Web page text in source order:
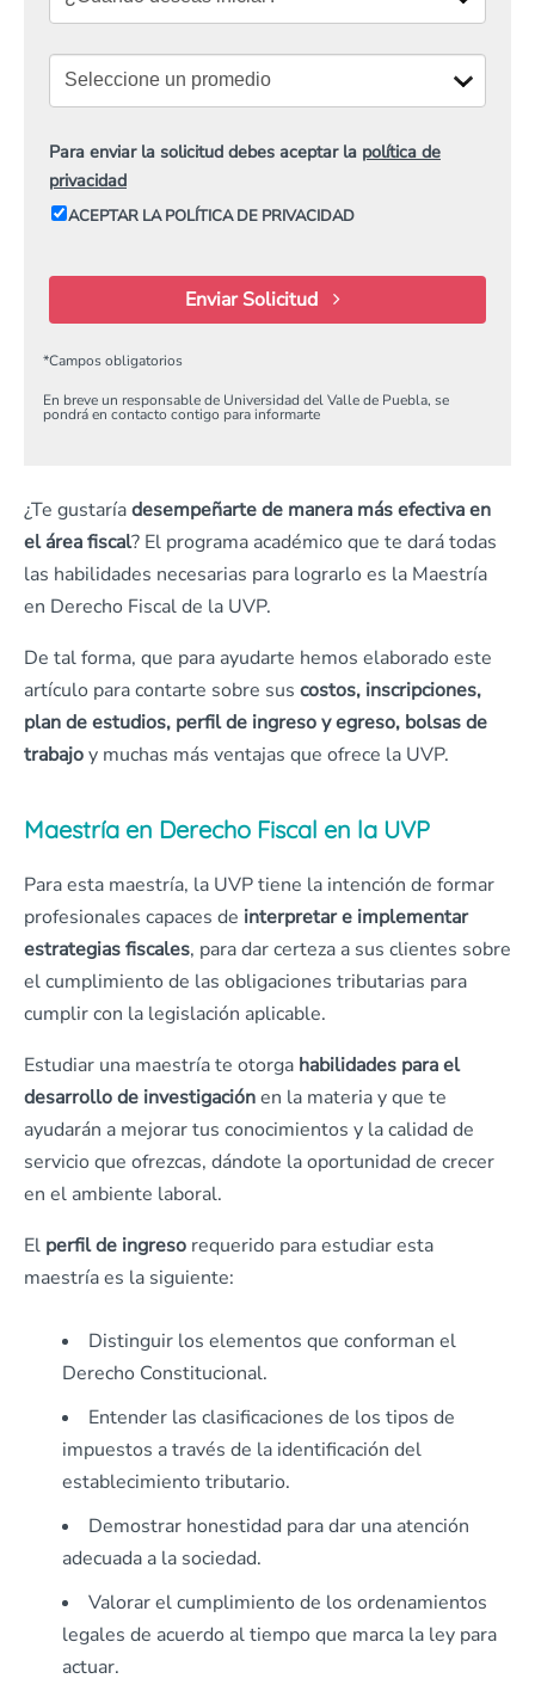
Para enviar la solicitud debes aceptar la política de
privacidad
ACEPTAR LA POLÍTICA DE PRIVACIDAD
Enviar Solicitud
*Campos obligatorios
En breve un responsable de Universidad del Valle de Puebla, se
pondrá en contacto contigo para informarte
¿Te gustaríadesempeñarte de manera más efectiva en
el área fiscal? El programa académico que te dará todas
las habilidades necesarias para lograrlo es la Maestría
en Derecho Fiscal de la UVP.
De tal forma, que para ayudarte hemos elaborado este
artículo para contarte sobre sus costos, inscripciones,
plan de estudios, perfil de ingreso y egreso, bolsas de
trabajoy muchas más ventajas que ofrece la UVP.
Maestría en Derecho Fiscal en la UVP
Para esta maestría, la UVP tiene la intención de formar
profesionales capaces de interpretar e implementar
estrategias fiscales, para dar certeza a sus clientes sobre
el cumplimiento de las obligaciones tributarias para
cumplir con la legislación aplicable.
Estudiar una maestría te otorga habilidades para el
desarrollo de investigaciónen la materia y que te
ayudarán a mejorar tus conocimientos y la calidad de
servicio que ofrezcas, dándote la oportunidad de crecer
en el ambiente laboral.
El perfil de ingreso requerido para estudiar esta
maestría es la siguiente:
Distinguir los elementos que conforman el
Derecho Constitucional.
Entender las clasificaciones de los tipos de
impuestos a través de la identificación del
establecimiento tributario.
Demostrar honestidad para dar una atención
adecuada a la sociedad.
Valorar el cumplimiento de los ordenamientos
legales de acuerdo al tiempo que marca la ley para
actuar.